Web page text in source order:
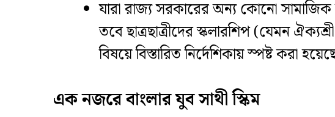
​যারা রাজ্য সরকারের অন্য কোনো
তবে ছাত্রছাত্রীদের স্কলারশিপ (যেমন
বিষয়ে বিস্তারিত নির্দেশিকায় স্পষ্ট করা
​এক নজরে বাংলার যুব সাথী স্কিম